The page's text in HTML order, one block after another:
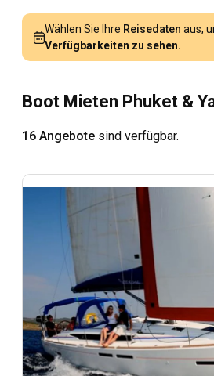
Wählen Sie Ihre Reisedaten aus,
Verfügbarkeiten zu sehen.
Boot Mieten Phuket &
16 Angebote sind verfügbar.